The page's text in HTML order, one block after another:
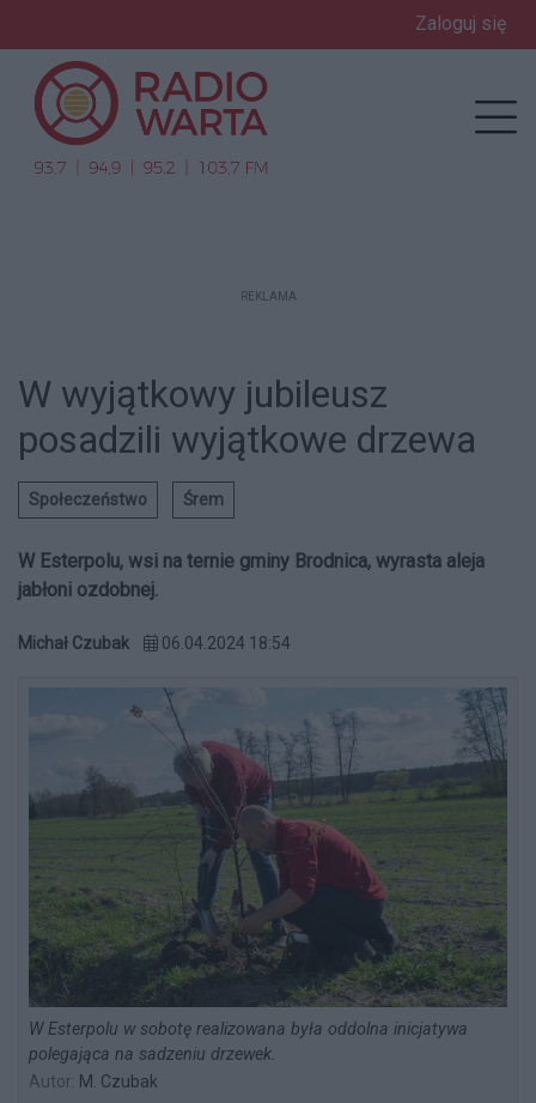
Zaloguj się
REKLAMA
W wyjątkowy jubileusz
posadzili wyjątkowe drzewa
Społeczeństwo Śrem
W Esterpolu, wsi na ternie gminy Brodnica, wyrasta aleja
jabłoni ozdobnej.
Michał Czubak 06.04.2024 18:54
W Esterpolu w sobotę realizowana była oddolna inicjatywa
polegająca na sadzeniu drzewek.
Autor: M. Czubak